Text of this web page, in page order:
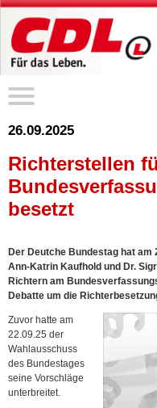
26.09.2025
Richterstellen
besetzt
Der Deutche Bundestag hat am
Ann-Katrin Kaufhold und Dr.
Richtern am
Debatte um die
Zuvor hatte am
22.09.25 der
Wahlausschuss
des Bundestages
seine Vorschläge
unterbreitet.